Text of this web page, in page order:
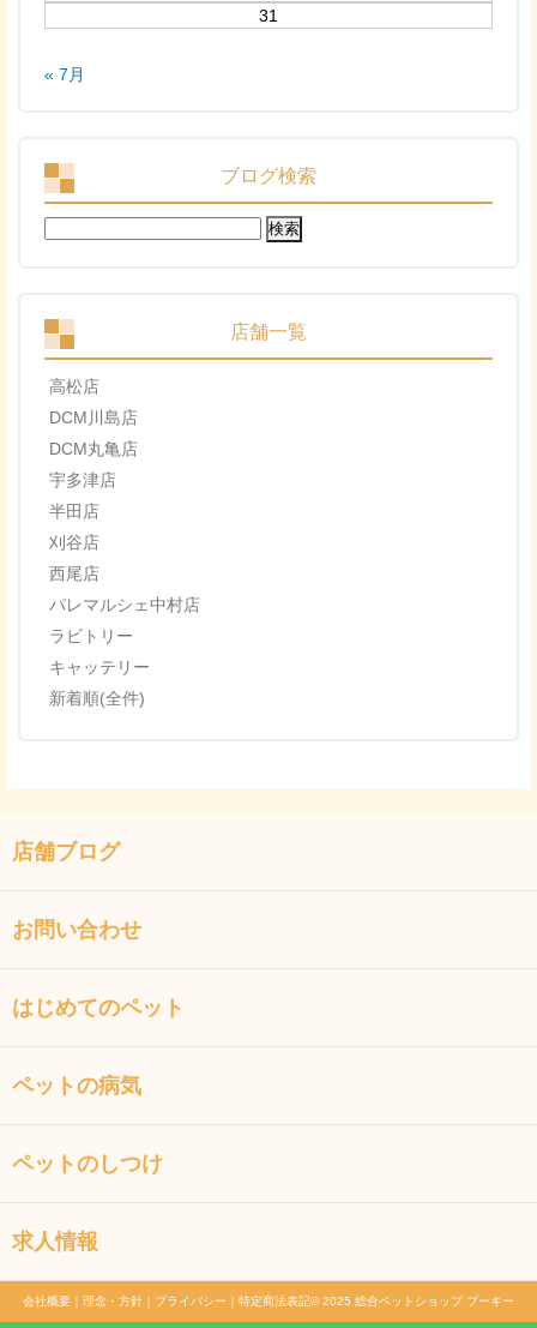
31
« 7月
ブログ検索
検
索:
店舗一覧
高松店
DCM川島店
DCM丸亀店
宇多津店
半田店
刈谷店
西尾店
パレマルシェ中村店
ラビトリー
キャッテリー
新着順(全件)
店舗ブログ
お問い合わせ
はじめてのペット
ペットの病気
ペットのしつけ
求人情報
会社概要 ｜ 理念・方針 ｜ プライバシー ｜ 特定商法表記© 2025 総合ペットショップ プーキー